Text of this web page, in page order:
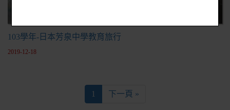
103學年-日本芳泉中學教育旅行
2019-12-18
1 下一頁 »